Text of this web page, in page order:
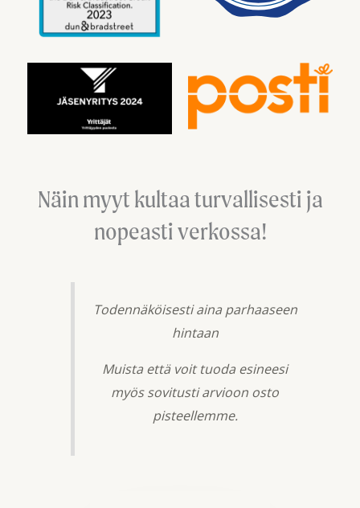
Näin myyt kultaa turvallisesti ja
nopeasti verkossa!
Todennäköisesti aina parhaaseen
hintaan
Muista että voit tuoda esineesi
myös sovitusti arvioon osto
pisteellemme.